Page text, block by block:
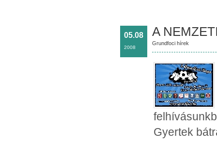
05.08
2008
A
Grundfoci hírek
Gyertek